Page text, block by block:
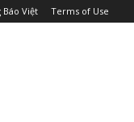
Báo Việt Terms of Use